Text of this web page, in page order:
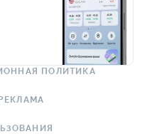
ПОЛИТИКА
РЕКЛАМА